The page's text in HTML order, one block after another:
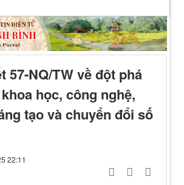
57-NQ/TW về đột phá
học, công nghệ,
tạo và chuyển đổi số
22:11